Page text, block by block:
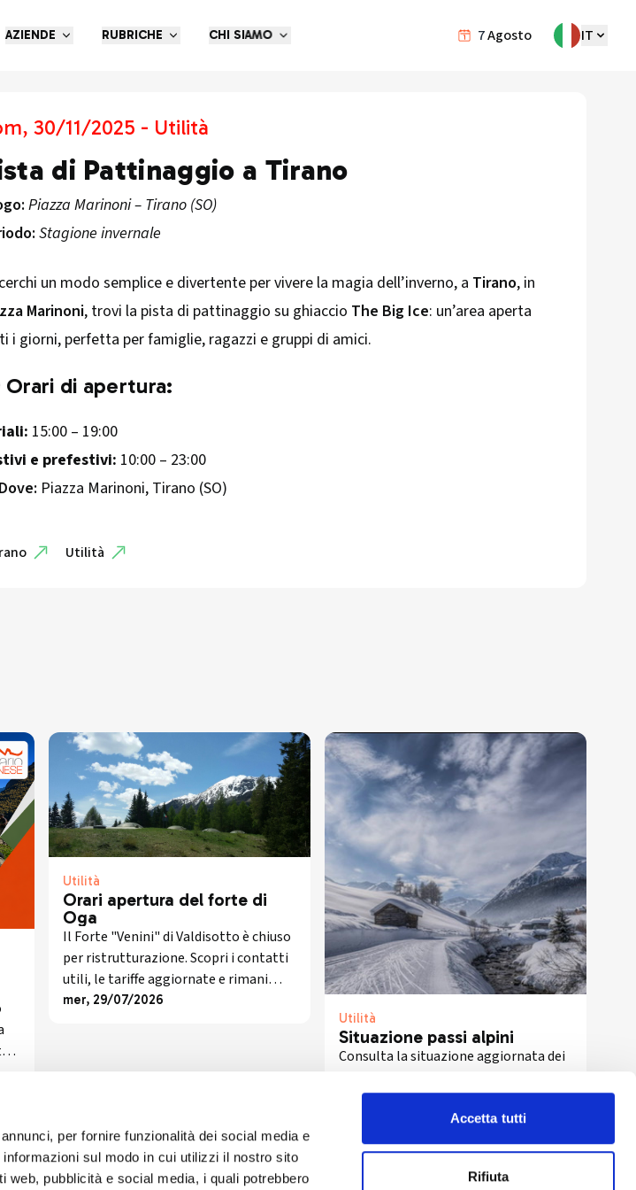
per fornire funzionalità dei social media e
sul modo in cui utilizzi il nostro sito
pubblicità e social media, i quali potrebbero
Accetta tutti
Rifiuta
7Agosto IT
AZIENDE RUBRICHE CHI SIAMO
30/11/2025 - Utilità
di Pattinaggio a Tirano
Piazza Marinoni – Tirano (SO)
Stagione invernale
un modo semplice e divertente per vivere la magia dell’inverno, a Tirano, in
Marinoni, trovi la pista di pattinaggio su ghiaccio The Big Ice: un’area aperta
i giorni, perfetta per famiglie, ragazzi e gruppi di amici.
Orari di apertura:
15:00 – 19:00
e prefestivi: 10:00 – 23:00
Dove: Piazza Marinoni, Tirano (SO)
Utilità
Utilità
Orari apertura del forte di
Oga
Il Forte "Venini" di Valdisotto è chiuso
per ristrutturazione. Scopri i contatti
utili, le tariffe aggiornate e rimani
informato sul progetto di riapertura.
mer, 29/07/2026
Utilità
Situazione passi alpini
Consulta la situazione aggiornata dei
aperture, chiusure stagionali e divieti
per Aprica, Stelvio, Gavia, Spluga,
Forcola, e altri. Obbligo catene fino al